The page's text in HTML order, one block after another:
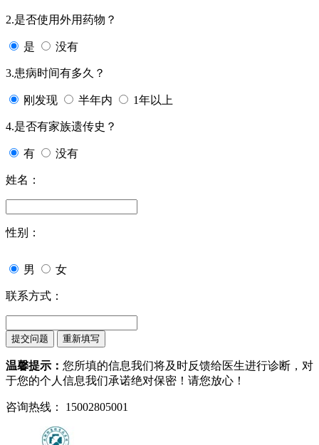
2.是否使用外用药物？
是 没有
3.患病时间有多久？
刚发现 半年内 1年以上
4.是否有家族遗传史？
有 没有
姓名：
性别：
男 女
联系方式：
温馨提示： 您所填的信息我们将及时反馈给医生进行诊断，对
于您的个人信息我们承诺绝对保密！请您放心！
咨询热线： 15002805001